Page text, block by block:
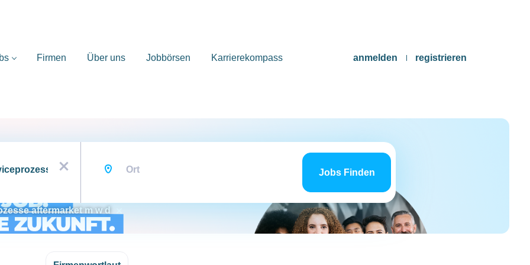
anmelden registrieren
Firmen Über uns Jobbörsen Karrierekompass
x
Jobs
findenJobs Finden
aftermarket m w d